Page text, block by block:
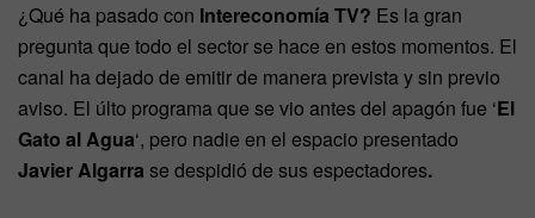
¿Qué ha pasado con Intereconomía TV? Es la gran
pregunta que todo el sector se hace en estos momentos. El
canal ha dejado de emitir de manera prevista y sin previo
aviso. El últo programa que se vio antes del apagón fue ‘El
Gato al Agua‘, pero nadie en el espacio presentado
Javier Algarra se despidió de sus espectadores.